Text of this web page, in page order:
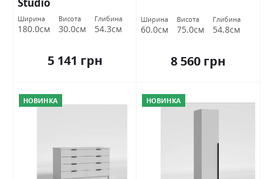
Ширина
180.0см
Висота
30.0см
Глибина
54.3см
5 141 грн
Ширина
60.0см
Висота
75.0см
Глибина
54.8см
8 560 грн
НОВИНКА НОВИНКА